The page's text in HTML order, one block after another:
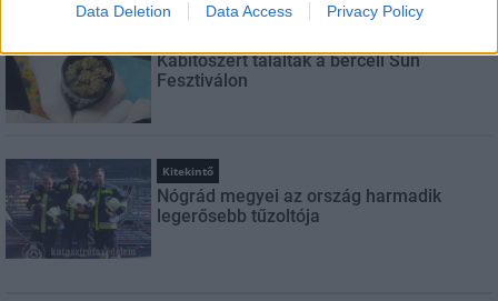
Data Deletion Data Access Privacy Policy
Kábítószert találtak a berceli Sun
Fesztiválon
Kitekintő
Nógrád megyei az ország harmadik
legerősebb tűzoltója